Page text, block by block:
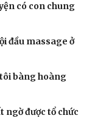
có con chung
đầu massage ở
bàng hoàng
ngờ được tổ chức